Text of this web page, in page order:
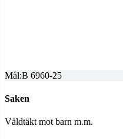
Mål:B 6960-25
Saken
Våldtäkt mot barn m.m.